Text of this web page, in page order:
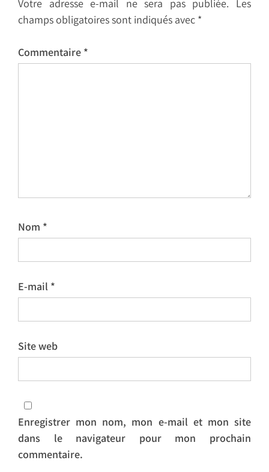
Votre adresse e-mail ne sera pas publiée.
Les
champs obligatoires sont indiqués avec *
Commentaire *
Nom *
E-mail *
Site web
Enregistrer mon nom, mon e-mail et mon site
dans le navigateur pour mon prochain
commentaire.